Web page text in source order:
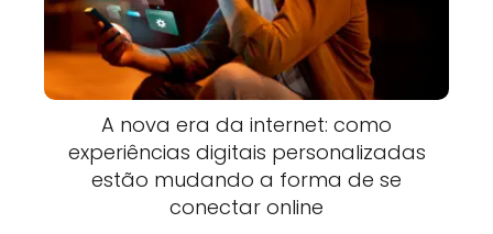
A nova era da internet: como
experiências digitais personalizadas
estão mudando a forma de se
conectar online